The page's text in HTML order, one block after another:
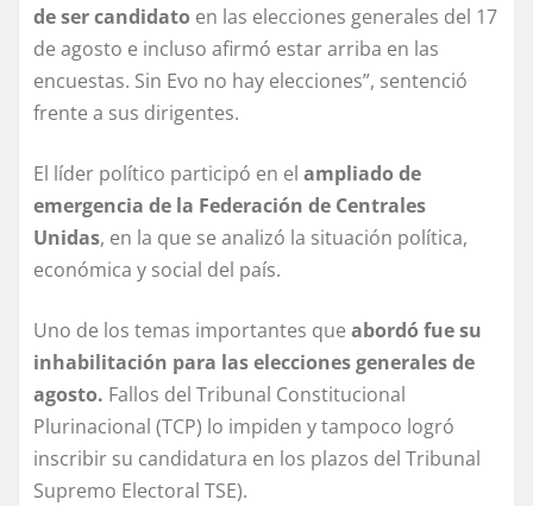
de ser candidato en las elecciones generales del 17
de agosto e incluso afirmó estar arriba en las
encuestas. Sin Evo no hay elecciones”, sentenció
frente a sus dirigentes.
El líder político participó en el ampliado de
emergencia de la Federación de Centrales
Unidas, en la que se analizó la situación política,
económica y social del país.
Uno de los temas importantes que abordó fue su
inhabilitación para las elecciones generales de
agosto. Fallos del Tribunal Constitucional
Plurinacional (TCP) lo impiden y tampoco logró
inscribir su candidatura en los plazos del Tribunal
Supremo Electoral TSE).